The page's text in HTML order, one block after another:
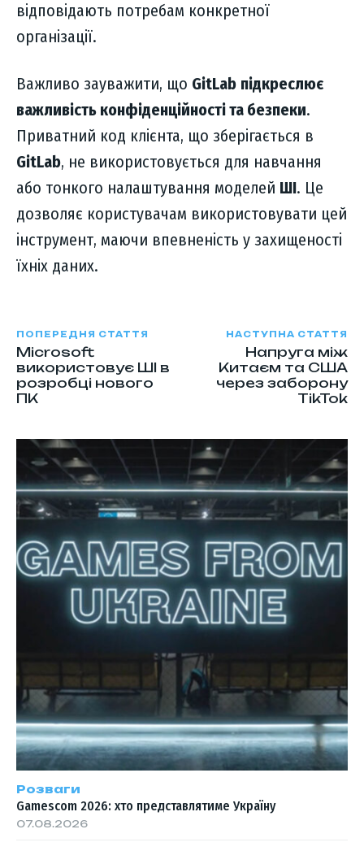
відповідають потребам конкретної
організації.
Важливо зауважити, що GitLab підкреслює
важливість конфіденційності та безпеки.
Приватний код клієнта, що зберігається в
GitLab, не використовується для навчання
або тонкого налаштування моделей ШІ. Це
дозволяє користувачам використовувати цей
інструмент, маючи впевненість у захищеності
їхніх даних.
ПОПЕРЕДНЯ СТАТТЯ
Microsoft
використовує ШІ в
розробці нового
ПК
НАСТУПНА СТАТТЯ
Напруга між
Китаєм та США
через заборону
TikTok
Розваги
Gamescom 2026: хто представлятиме Україну
07.08.2026